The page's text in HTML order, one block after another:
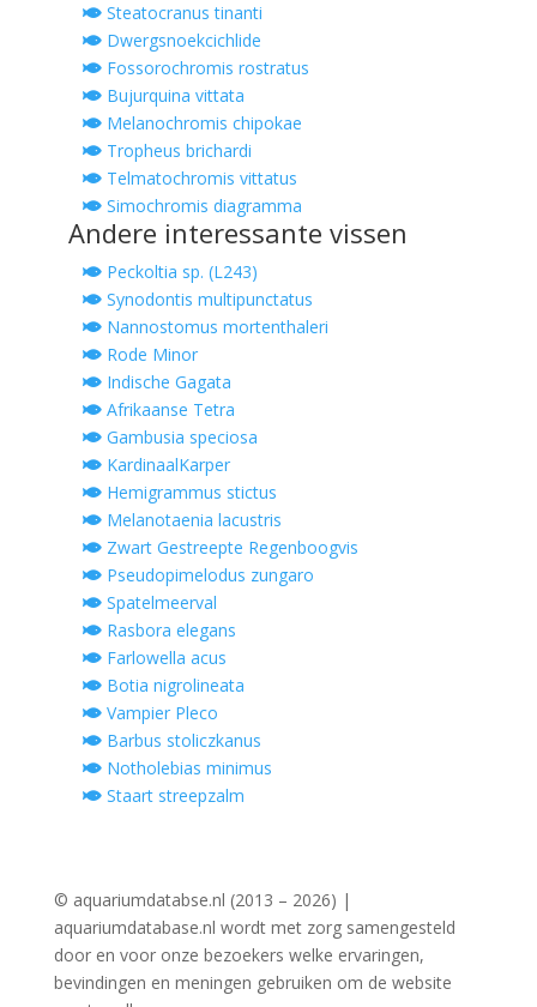
Steatocranus tinanti
Dwergsnoekcichlide
Fossorochromis rostratus
Bujurquina vittata
Melanochromis chipokae
Tropheus brichardi
Telmatochromis vittatus
Simochromis diagramma
Andere interessante vissen
Peckoltia sp. (L243)
Synodontis multipunctatus
Nannostomus mortenthaleri
Rode Minor
Indische Gagata
Afrikaanse Tetra
Gambusia speciosa
KardinaalKarper
Hemigrammus stictus
Melanotaenia lacustris
Zwart Gestreepte Regenboogvis
Pseudopimelodus zungaro
Spatelmeerval
Rasbora elegans
Farlowella acus
Botia nigrolineata
Vampier Pleco
Barbus stoliczkanus
Notholebias minimus
Staart streepzalm
© aquariumdatabse.nl (2013 – 2026) |
aquariumdatabase.nl wordt met zorg samengesteld
door en voor onze bezoekers welke ervaringen,
bevindingen en meningen gebruiken om de website